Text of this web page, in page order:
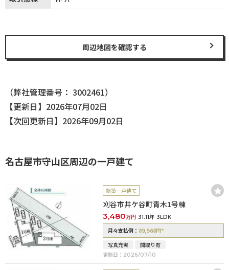
周辺地図を確認する
（弊社管理番号： 3002461）
【更新日】2026年07月02日
【次回更新日】2026年09月02日
名古屋市守山区周辺の一戸建て
新築一戸建て
刈谷市井ケ谷町青木1号棟
3,480万円 31.11坪 3LDK
月々支払例： 89,568円*
写真充実
間取り有
更新日： 2026/07/10